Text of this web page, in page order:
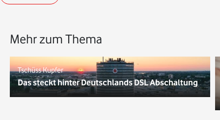
Mehr zum Thema
Tschüss Kupfer
Das steckt hinter Deutschlands DSL Abschaltung